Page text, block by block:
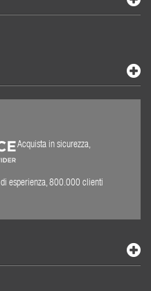
Acquista in sicurezza,
esperienza, 800.000 clienti